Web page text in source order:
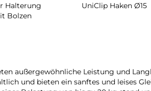
Halterung
Bolzen
UniClip Haken Ø15
außergewöhnliche Leistung und
und bieten ein sanftes und leises